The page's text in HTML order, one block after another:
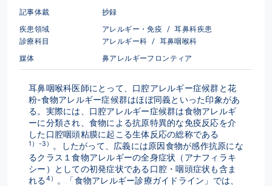
記事体裁
抄録
疾患領域
アレルギー・免疫 / 耳鼻科疾患
診療科目
アレルギー科 / 耳鼻咽喉科
媒体
鼻アレルギーフロンティア
耳鼻咽喉科医師にとって、口腔アレルギー症候群と花
粉-食物アレルギー症候群はほぼ同義といった印象があ
る。実際には、口腔アレルギー症候群は食物アレルギ
ーに分類され、食物による抗原特異的な免疫反応を介
した口腔咽頭粘膜に起こる生体反応の総称である
1）-3）
。したがって、広義には原因食物が感作抗原にな
るクラス１食物アレルギーの全身症状（アナフィラキ
シー）としての初発症状である口腔・咽頭症状も含ま
れる4）
。「食物アレルギー診療ガイドライン」では、